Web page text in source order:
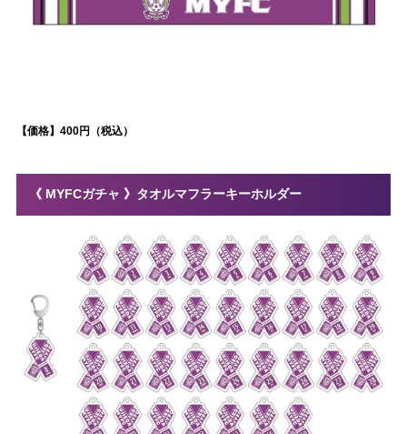
【価格】400円（税込）
《 MYFCガチャ 》タオルマフラーキーホルダー